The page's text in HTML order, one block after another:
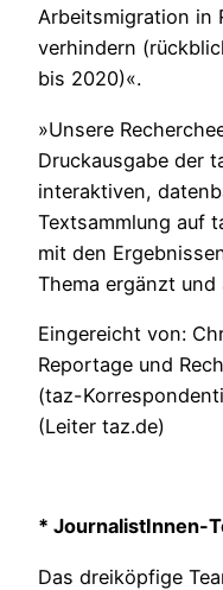
Arbeitsmigration in
verhindern
bis 2020)«.
»Unsere
Druckausgabe der
interaktiven,
Textsammlung auf
mit den
Thema ergänzt und
Eingereicht von:
Reportage und
(taz-
(Leiter taz.de)
* JournalistInnen-
Das dreiköpfige